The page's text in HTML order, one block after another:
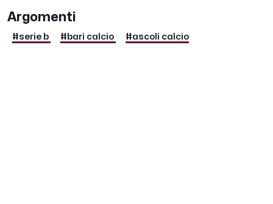
Argomenti
#serie b #bari calcio #ascoli calcio